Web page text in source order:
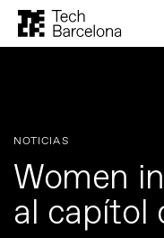
NOTICIAS
Women
al capítol